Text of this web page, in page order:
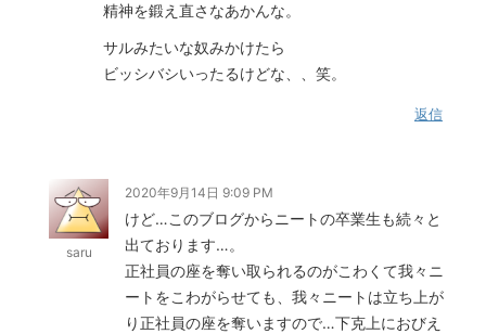
精神を鍛え直さなあかんな。
サルみたいな奴みかけたら
ビッシバシいったるけどな、、笑。
返信
saru
2020年9月14日 9:09 PM
けど…このブログからニートの卒業生も続々と
出ております…。
正社員の座を奪い取られるのがこわくて我々ニ
ートをこわがらせても、我々ニートは立ち上が
り正社員の座を奪いますので…下克上におびえ